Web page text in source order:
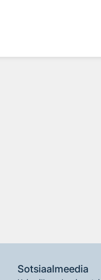
Sotsiaalmeedia